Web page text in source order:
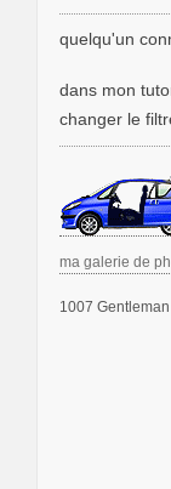
e
s
g
e
quelqu'un
dans mon
changer le
ma galerie de
1007